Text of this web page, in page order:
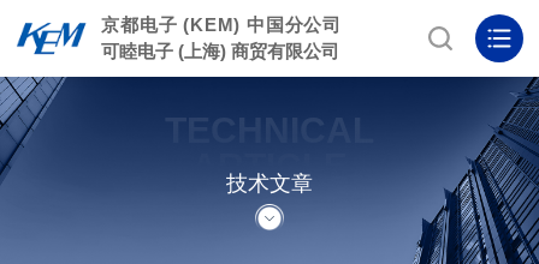
京都电子 (KEM) 中国分公司
可睦电子 (上海) 商贸有限公司
ARTICLE
技术文章